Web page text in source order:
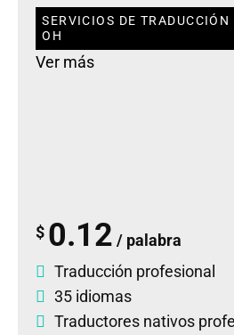
SERVICIOS DE
OH
Ver más
$ 0.12 / palabra
Traducción profesional
35 idiomas
Traductores nativos